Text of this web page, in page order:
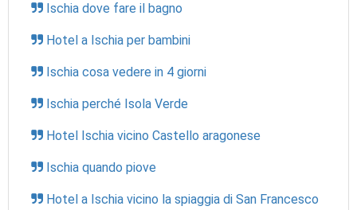
Ischia dove fare il bagno
Hotel a Ischia per bambini
Ischia cosa vedere in 4 giorni
Ischia perché Isola Verde
Hotel Ischia vicino Castello aragonese
Ischia quando piove
Hotel a Ischia vicino la spiaggia di San Francesco